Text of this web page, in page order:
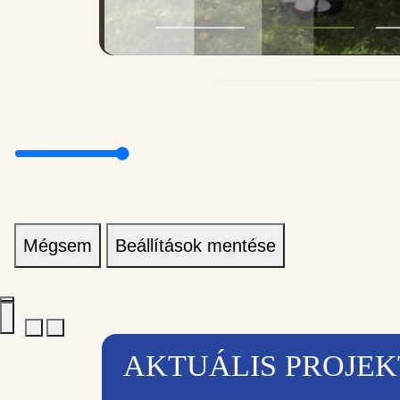
Mégsem Beállítások mentése
AKTUÁLIS